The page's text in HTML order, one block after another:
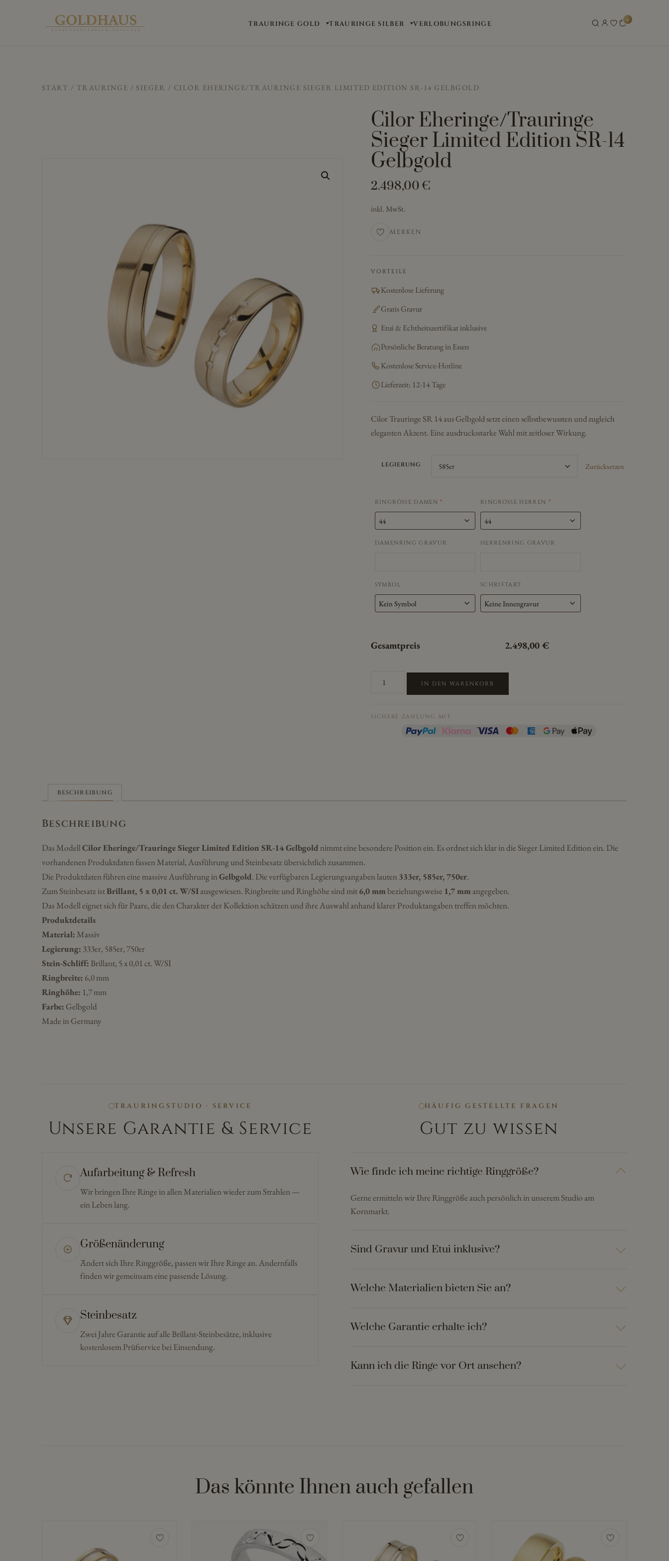
TRAURINGE GOLD TRAURINGE SILBER VERLOBUNGSRINGE 0
START / TRAURINGE / SIEGER / CILOR EHERINGE/TRAURINGE SIEGER LIMITED EDITION SR-14 GELBGOLD
Cilor Eheringe/Trauringe
Sieger Limited Edition SR-14
Gelbgold
2.498,00 €
inkl. MwSt.
MERKEN
VORTEILE
Kostenlose Lieferung
Gratis Gravur
Etui & Echtheitszertifikat inklusive
Persönliche Beratung in Essen
Kostenlose Service-Hotline
Lieferzeit: 12-14 Tage
Cilor Trauringe SR 14 aus Gelbgold setzt einen selbstbewussten und zugleich
eleganten Akzent. Eine ausdrucksstarke Wahl mit zeitloser Wirkung.
LEGIERUNG Zurücksetzen
RINGRÖSSE DAMEN * RINGRÖSSE HERREN *
DAMENRING GRAVUR HERRENRING GRAVUR
SYMBOL SCHRIFTART
Gesamtpreis 2.498,00€
Eheringe/Trauringe
Edition
IN DEN WARENKORB
SICHERE ZAHLUNG MIT
BESCHREIBUNG
Beschreibung
Das ModellCilor Eheringe/Trauringe Sieger Limited Edition SR-14 Gelbgold nimmt eine besondere Position ein. Es ordnet sich klar in die Sieger Limited Edition ein. Die
vorhandenen Produktdaten fassen Material, Ausführung und Steinbesatz übersichtlich zusammen.
Die Produktdaten führen eine massive Ausführung inGelbgold. Die verfügbaren Legierungsangaben lauten 333er, 585er, 750er.
Zum Steinbesatz istBrillant, 5 x 0,01 ct. W/SIausgewiesen. Ringbreite und Ringhöhe sind mit6,0 mmbeziehungsweise 1,7 mmangegeben.
Das Modell eignet sich für Paare, die den Charakter der Kollektion schätzen und ihre Auswahl anhand klarer Produktangaben treffen möchten.
Produktdetails
Material: Massiv
Legierung: 333er, 585er, 750er
Stein-Schliff: Brillant, 5 x 0,01 ct. W/SI
Ringbreite: 6,0 mm
Ringhöhe: 1,7 mm
Farbe: Gelbgold
Made in Germany
TRAURINGSTUDIO · SERVICE
Unsere Garantie & Service
Aufarbeitung & Refresh
Wir bringen Ihre Ringe in allen Materialien wieder zum Strahlen —
ein Leben lang.
Größenänderung
Ändert sich Ihre Ringgröße, passen wir Ihre Ringe an. Andernfalls
finden wir gemeinsam eine passende Lösung.
Steinbesatz
Zwei Jahre Garantie auf alle Brillant-Steinbesätze, inklusive
kostenlosem Prüfservice bei Einsendung.
HÄUFIG GESTELLTE FRAGEN
Gut zu wissen
Wie finde ich meine richtige Ringgröße?
Gerne ermitteln wir Ihre Ringgröße auch persönlich in unserem Studio am
Kornmarkt.
Sind Gravur und Etui inklusive?
Welche Materialien bieten Sie an?
Welche Garantie erhalte ich?
Kann ich die Ringe vor Ort ansehen?
Das könnte Ihnen auch gefallen